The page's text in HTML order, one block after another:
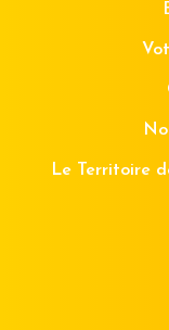
Le Territoire